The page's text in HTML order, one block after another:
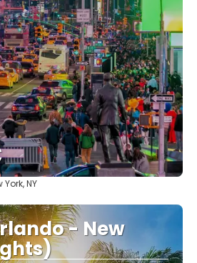
Vidjeti
NY
- New